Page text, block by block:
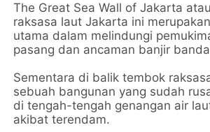
The Great Sea Wall of Jakarta
raksasa laut Jakarta ini
utama dalam melindungi
pasang dan ancaman banjir
Sementara di balik tembok
sebuah bangunan yang sudah
di tengah-tengah genangan air
akibat terendam.